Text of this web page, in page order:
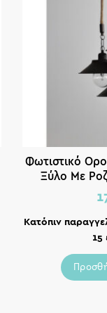
Φωτιστικό
Ξύλο Με
Καπέλα
Κατόπιν
15